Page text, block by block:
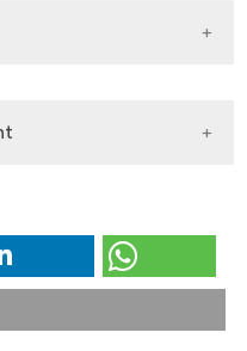
(29 giugno